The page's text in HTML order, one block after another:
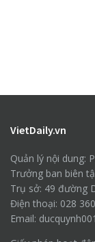
VietDaily.vn
Quản lý nội dung:
Trưởng ban biên
Trụ sở: 49 đường
Điện thoại: 028
Email: